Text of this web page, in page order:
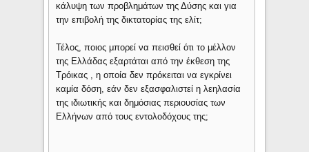
κάλυψη των προβλημάτων της Δύσης και για
την επιβολή της δικτατορίας της ελίτ;
Τέλος, ποιος μπορεί να πεισθεί ότι το μέλλον
της Ελλάδας εξαρτάται από την έκθεση της
Τρόικας , η οποία δεν πρόκειται να εγκρίνει
καμία δόση, εάν δεν εξασφαλιστεί η λεηλασία
της ιδιωτικής και δημόσιας περιουσίας των
Ελλήνων από τους εντολοδόχους της;